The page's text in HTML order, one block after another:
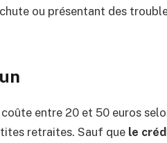
ou présentant des
entre 20 et 50 euros
retraites. Sauf que le